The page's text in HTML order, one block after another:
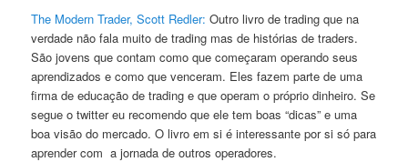
The Modern Trader, Scott Redler: Outro livro de trading que na
verdade não fala muito de trading mas de histórias de traders.
São jovens que contam como que começaram operando seus
aprendizados e como que venceram. Eles fazem parte de uma
firma de educação de trading e que operam o próprio dinheiro. Se
segue o twitter eu recomendo que ele tem boas “dicas” e uma
boa visão do mercado. O livro em si é interessante por si só para
aprender com a jornada de outros operadores.